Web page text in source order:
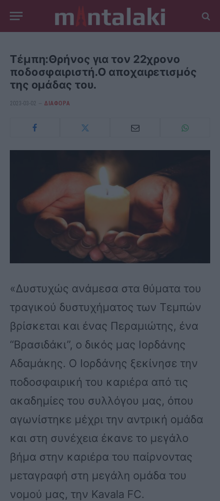
Τέμπη:Θρήνος για τον 22χρονο
ποδοσφαιριστή.Ο αποχαιρετισμός
της ομάδας του.
2023-03-02 ΔΙΆΦΟΡΑ
«Δυστυχώς ανάμεσα στα θύματα του
τραγικού δυστυχήματος των Τεμπών
βρίσκεται και ένας Περαμιώτης, ένα
“Βρασιδάκι”, ο δικός μας Ιορδάνης
Αδαμάκης. Ο Ιορδάνης ξεκίνησε την
ποδοσφαιρική του καριέρα από τις
ακαδημίες του συλλόγου μας, όπου
αγωνίστηκε μέχρι την αντρική ομάδα
και στη συνέχεια έκανε το μεγάλο
βήμα στην καριέρα του παίρνοντας
μεταγραφή στη μεγάλη ομάδα του
νομού μας, την Kavala FC.